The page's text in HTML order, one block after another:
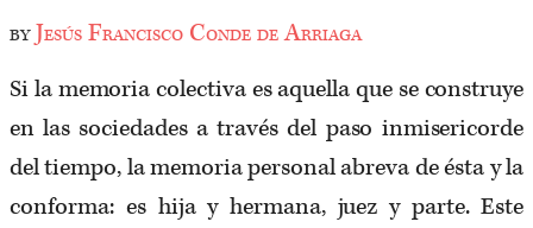
byJesús Francisco Conde de Arriaga
Si la memoria colectiva es aquella que se construye
en las sociedades a través del paso inmisericorde
del tiempo, la memoria personal abreva de ésta y la
conforma: es hija y hermana, juez y parte. Este